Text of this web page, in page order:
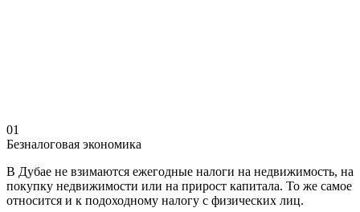
01
Безналоговая экономика
В Дубае не взимаются ежегодные налоги на недвижимость, на
покупку недвижимости или на прирост капитала. То же самое
относится и к подоходному налогу с физических лиц.